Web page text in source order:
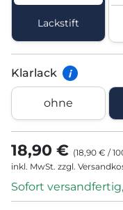
Lackstift
Klarlack i
ohne
18,90 € (18,90 € /
inkl. MwSt. zzgl.
Sofort